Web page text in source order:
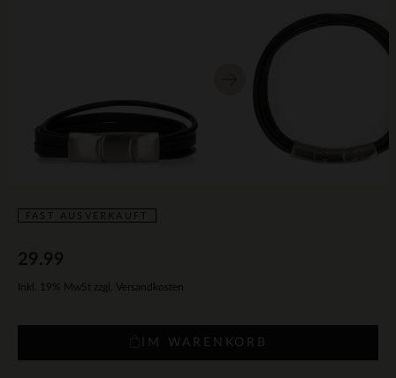
FAST AUSVERKAUFT
29.99
Inkl. 19% MwSt zzgl. Versandkosten
IM WARENKORB